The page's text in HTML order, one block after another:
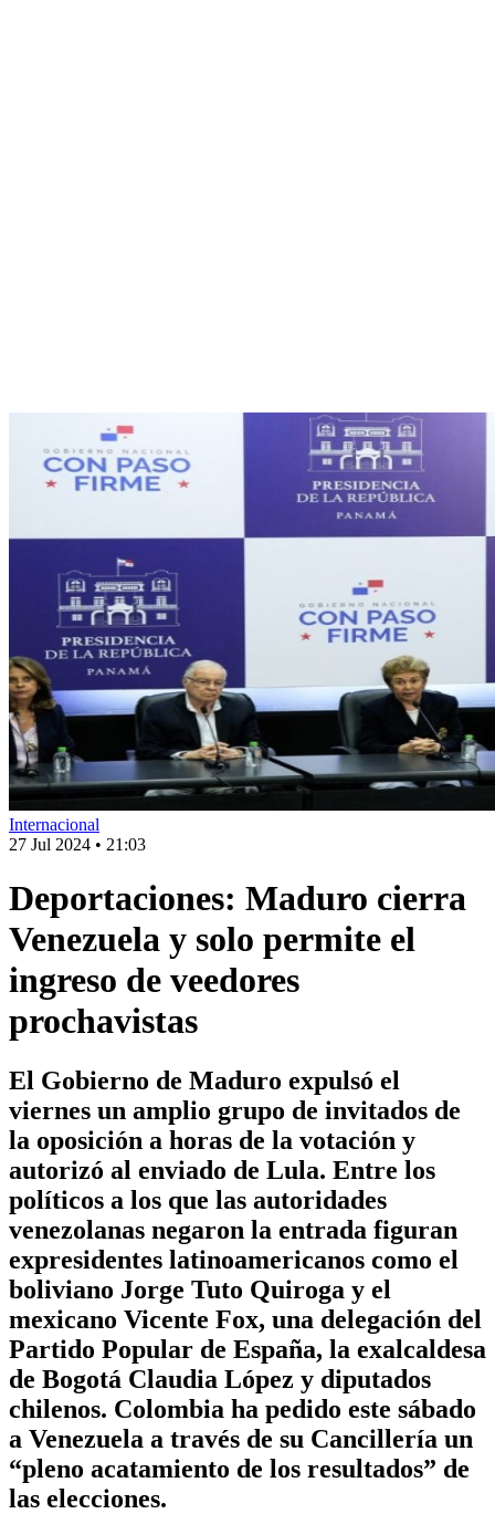
Internacional
27 Jul 2024 • 21:03
Deportaciones: Maduro cierra
Venezuela y solo permite el
ingreso de veedores
prochavistas
El Gobierno de Maduro expulsó el
viernes un amplio grupo de invitados de
la oposición a horas de la votación y
autorizó al enviado de Lula. Entre los
políticos a los que las autoridades
venezolanas negaron la entrada figuran
expresidentes latinoamericanos como el
boliviano Jorge Tuto Quiroga y el
mexicano Vicente Fox, una delegación del
Partido Popular de España, la exalcaldesa
de Bogotá Claudia López y diputados
chilenos. Colombia ha pedido este sábado
a Venezuela a través de su Cancillería un
“pleno acatamiento de los resultados” de
las elecciones.